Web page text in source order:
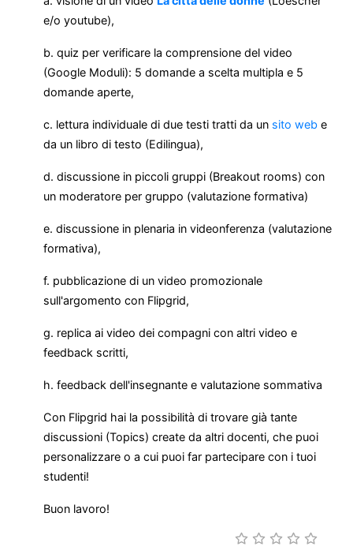
e/o youtube),
b. quiz per verificare la comprensione del video
(Google Moduli): 5 domande a scelta multipla e 5
domande aperte,
c. lettura individuale di due testi tratti da un sito web e
da un libro di testo (Edilingua),
d. discussione in piccoli gruppi (Breakout rooms) con
un moderatore per gruppo (valutazione formativa)
e. discussione in plenaria in videonferenza (valutazione
formativa),
f. pubblicazione di un video promozionale
sull'argomento con Flipgrid,
g. replica ai video dei compagni con altri video e
feedback scritti,
h. feedback dell'insegnante e valutazione sommativa
Con Flipgrid hai la possibilità di trovare già tante
discussioni (Topics) create da altri docenti, che puoi
personalizzare o a cui puoi far partecipare con i tuoi
studenti!
Buon lavoro!